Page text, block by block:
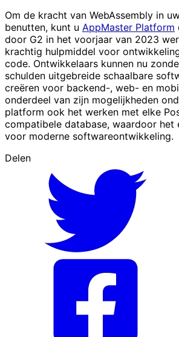
Om de kracht van WebAssembly in
benutten, kunt u AppMaster Platform
door G2 in het voorjaar van 2023
krachtig hulpmiddel voor
code. Ontwikkelaars kunnen nu
schulden uitgebreide schaalbare
creëren voor backend-, web- en
onderdeel van zijn mogelijkheden
platform ook het werken met elke
compatibele database, waardoor het
voor moderne softwareontwikkeling.
Delen